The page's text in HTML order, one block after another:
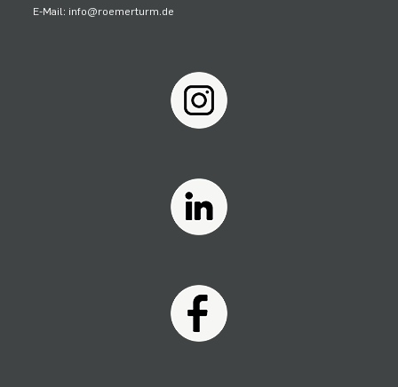
E-Mail: info@roemerturm.de